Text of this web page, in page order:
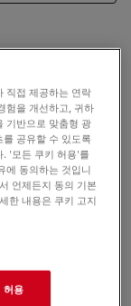
직접 제공하는 연락
험을 개선하고, 귀하
기반으로 맞춤형 광
공유할 수 있도록
. '모든 쿠키 허용'를
에 동의하는 것입니
언제든지 동의 기본
한 내용은 쿠키 고지
허용